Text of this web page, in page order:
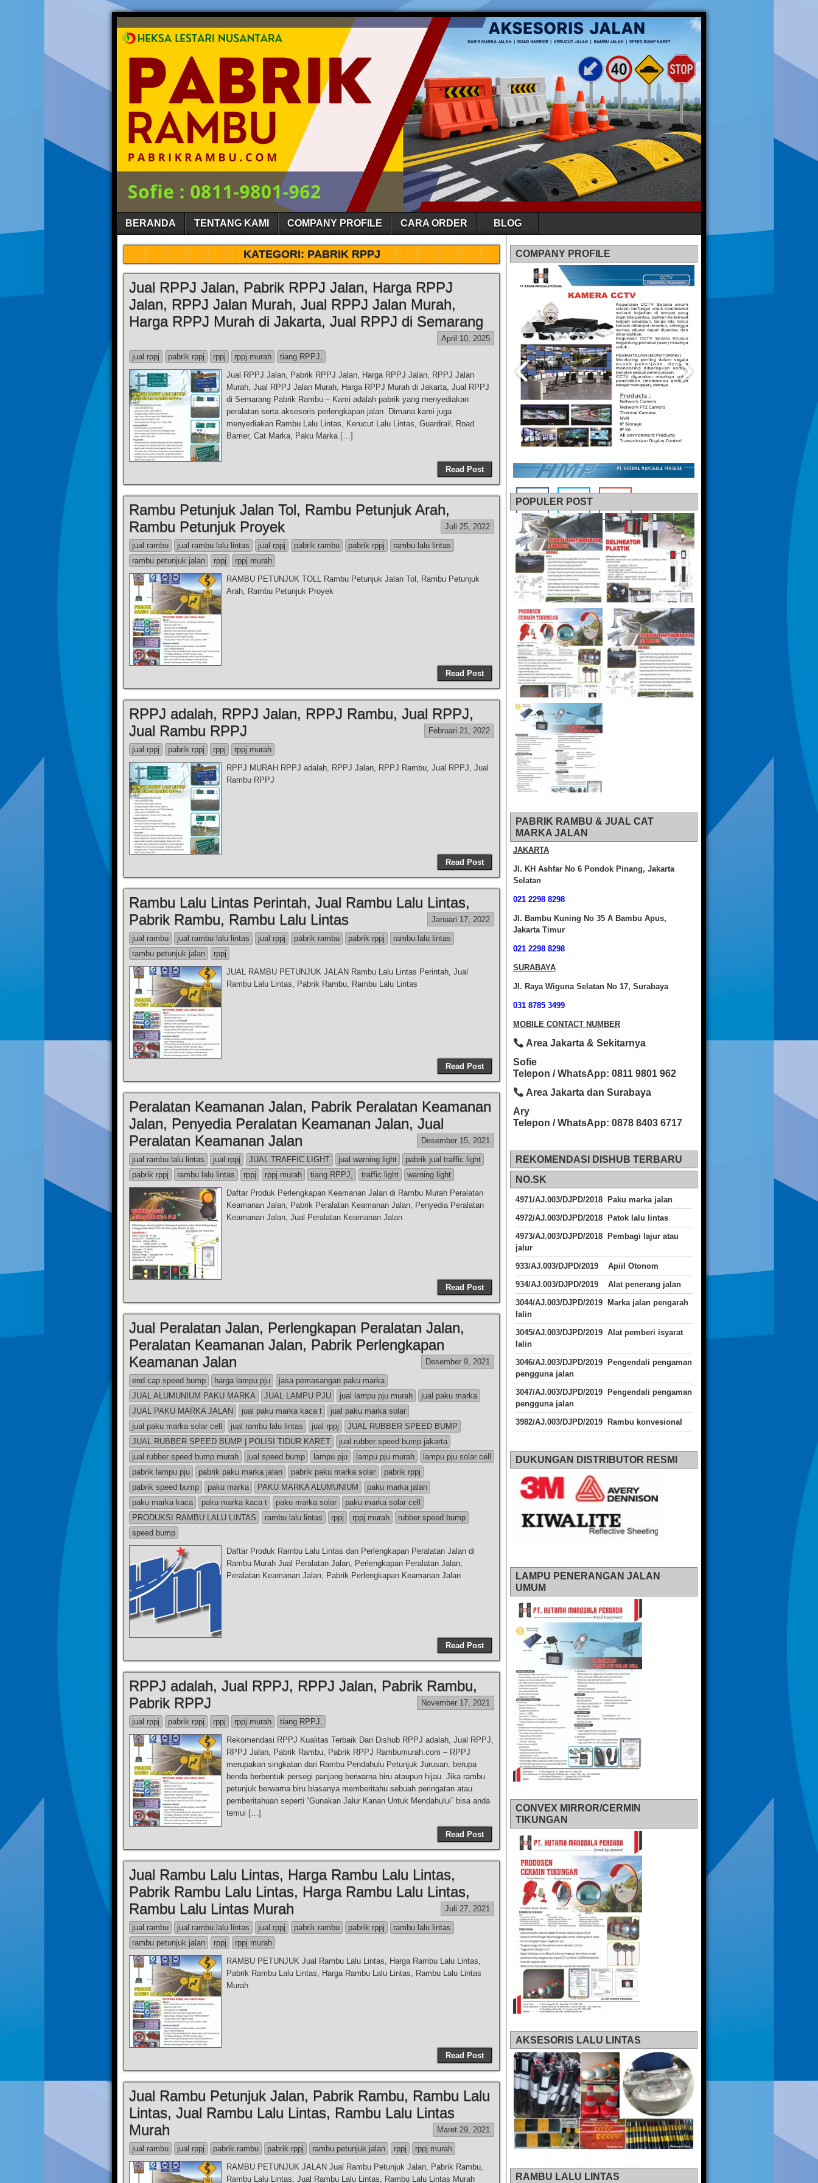
BERANDA TENTANG KAMI COMPANY PROFILE CARA ORDER BLOG
KATEGORI:PABRIK RPPJ
Jual RPPJ Jalan, Pabrik RPPJ Jalan, Harga RPPJ
Jalan, RPPJ Jalan Murah, Jual RPPJ Jalan Murah,
Harga RPPJ Murah di Jakarta, Jual RPPJ di Semarang
April 10, 2025
jual rppj
pabrik rppj rppj rppj murah
tiang RPPJ,
Jual RPPJ Jalan, Pabrik RPPJ Jalan, Harga RPPJ Jalan, RPPJ Jalan
Murah, Jual RPPJ Jalan Murah, Harga RPPJ Murah di Jakarta, Jual RPPJ
di Semarang Pabrik Rambu – Kami adalah pabrik yang menyediakan
peralatan serta aksesoris perlengkapan jalan. Dimana kami juga
menyediakan Rambu Lalu Lintas, Kerucut Lalu Lintas, Guardrail, Road
Barrier, Cat Marka, Paku Marka […]
Read Post
Rambu Petunjuk Jalan Tol, Rambu Petunjuk Arah,
Rambu Petunjuk Proyek
Juli 25, 2022
jual rambu jual rambu lalu lintas jual rppj pabrik rambu pabrik rppj
rambu lalu lintas
rambu petunjuk jalan
rppj
rppj murah
RAMBU PETUNJUK TOLL Rambu Petunjuk Jalan Tol, Rambu Petunjuk
Arah, Rambu Petunjuk Proyek
Read Post
RPPJ adalah, RPPJ Jalan, RPPJ Rambu, Jual RPPJ,
Jual Rambu RPPJ
Februari 21, 2022
jual rppj pabrik rppj rppj
rppj murah
RPPJ MURAH RPPJ adalah, RPPJ Jalan, RPPJ Rambu, Jual RPPJ, Jual
Rambu RPPJ
Read Post
Rambu Lalu Lintas Perintah, Jual Rambu Lalu Lintas,
Pabrik Rambu, Rambu Lalu Lintas
Januari 17, 2022
jual rambu jual rambu lalu lintas jual rppj pabrik rambu pabrik rppj
rambu lalu lintas
rambu petunjuk jalan
rppj
JUAL RAMBU PETUNJUK JALAN Rambu Lalu Lintas Perintah, Jual
Rambu Lalu Lintas, Pabrik Rambu, Rambu Lalu Lintas
Read Post
Peralatan Keamanan Jalan, Pabrik Peralatan Keamanan
Jalan, Penyedia Peralatan Keamanan Jalan, Jual
Peralatan Keamanan Jalan
Desember 15, 2021
jual rambu lalu lintas jual rppj JUAL TRAFFIC LIGHT jual warning light
pabrik jual traffic light
pabrik rppj
rambu lalu lintas rppj rppj murah tiang RPPJ, traffic light
warning light
Daftar Produk Perlengkapan Keamanan Jalan di Rambu Murah Peralatan
Keamanan Jalan, Pabrik Peralatan Keamanan Jalan, Penyedia Peralatan
Keamanan Jalan, Jual Peralatan Keamanan Jalan
Read Post
Jual Peralatan Jalan, Perlengkapan Peralatan Jalan,
Peralatan Keamanan Jalan, Pabrik Perlengkapan
Keamanan Jalan
Desember 9, 2021
end cap speed bump harga lampu pju
jasa pemasangan paku marka
JUAL ALUMUNIUM PAKU MARKA
JUAL LAMPU PJU jual lampu pju murah
jual paku marka
JUAL PAKU MARKA JALAN
jual paku marka kaca t
jual paku marka solar
jual paku marka solar cell
jual rambu lalu lintas jual rppj
JUAL RUBBER SPEED BUMP
JUAL RUBBER SPEED BUMP | POLISI TIDUR KARET
jual rubber speed bump jakarta
jual rubber speed bump murah
jual speed bump lampu pju lampu pju murah
lampu pju solar cell
pabrik lampu pju
pabrik paku marka jalan pabrik paku marka solar
pabrik rppj
pabrik speed bump
paku marka PAKU MARKA ALUMUNIUM
paku marka jalan
paku marka kaca
paku marka kaca t paku marka solar
paku marka solar cell
PRODUKSI RAMBU LALU LINTAS
rambu lalu lintas rppj rppj murah
rubber speed bump
speed bump
Daftar Produk Rambu Lalu Lintas dan Perlengkapan Peralatan Jalan di
Rambu Murah Jual Peralatan Jalan, Perlengkapan Peralatan Jalan,
Peralatan Keamanan Jalan, Pabrik Perlengkapan Keamanan Jalan
Read Post
RPPJ adalah, Jual RPPJ, RPPJ Jalan, Pabrik Rambu,
Pabrik RPPJ
November 17, 2021
jual rppj pabrik rppj rppj rppj murah
tiang RPPJ,
Rekomendasi RPPJ Kualitas Terbaik Dari Dishub RPPJ adalah, Jual RPPJ,
RPPJ Jalan, Pabrik Rambu, Pabrik RPPJ Rambumurah.com – RPPJ
merupakan singkatan dari Rambu Pendahulu Petunjuk Jurusan, berupa
benda berbentuk persegi panjang berwarna biru ataupun hijau. Jika rambu
petunjuk berwarna biru biasanya memberitahu sebuah peringatan atau
pemberitahuan seperti “Gunakan Jalur Kanan Untuk Mendahului” bisa anda
temui […]
Read Post
Jual Rambu Lalu Lintas, Harga Rambu Lalu Lintas,
Pabrik Rambu Lalu Lintas, Harga Rambu Lalu Lintas,
Rambu Lalu Lintas Murah
Juli 27, 2021
jual rambu jual rambu lalu lintas jual rppj pabrik rambu pabrik rppj
rambu lalu lintas
rambu petunjuk jalan
rppj
rppj murah
RAMBU PETUNJUK Jual Rambu Lalu Lintas, Harga Rambu Lalu Lintas,
Pabrik Rambu Lalu Lintas, Harga Rambu Lalu Lintas, Rambu Lalu Lintas
Murah
Read Post
Jual Rambu Petunjuk Jalan, Pabrik Rambu, Rambu Lalu
Lintas, Jual Rambu Lalu Lintas, Rambu Lalu Lintas
Murah
Maret 29, 2021
jual rambu jual rppj pabrik rambu pabrik rppj rambu petunjuk jalan rppj
rppj murah
RAMBU PETUNJUK JALAN Jual Rambu Petunjuk Jalan, Pabrik Rambu,
Rambu Lalu Lintas, Jual Rambu Lalu Lintas, Rambu Lalu Lintas Murah
COMPANY PROFILE
POPULER POST
PABRIK RAMBU & JUAL CAT
MARKA JALAN
JAKARTA
Jl. KH Ashfar No 6 Pondok Pinang, Jakarta
Selatan
021 2298 8298
Jl. Bambu Kuning No 35 A Bambu Apus,
Jakarta Timur
021 2298 8298
SURABAYA
Jl. Raya Wiguna Selatan No 17, Surabaya
031 8785 3499
MOBILE CONTACT NUMBER
Area Jakarta & Sekitarnya
Sofie
Telepon / WhatsApp: 0811 9801 962
Area Jakarta dan Surabaya
Ary
Telepon / WhatsApp: 0878 8403 6717
REKOMENDASI DISHUB TERBARU
NO.SK
4971/AJ.003/DJPD/2018 Paku marka jalan
4972/AJ.003/DJPD/2018 Patok lalu lintas
4973/AJ.003/DJPD/2018
Pembagi lajur atau
jalur
933/AJ.003/DJPD/2019 Apiil Otonom
934/AJ.003/DJPD/2019 Alat penerang jalan
3044/AJ.003/DJPD/2019 Marka jalan pengarah
lalin
3045/AJ.003/DJPD/2019 Alat pemberi isyarat
lalin
3046/AJ.003/DJPD/2019 Pengendali pengaman
pengguna jalan
3047/AJ.003/DJPD/2019 Pengendali pengaman
pengguna jalan
3982/AJ.003/DJPD/2019 Rambu konvesional
DUKUNGAN DISTRIBUTOR RESMI
LAMPU PENERANGAN JALAN
UMUM
CONVEX MIRROR/CERMIN
TIKUNGAN
AKSESORIS LALU LINTAS
RAMBU LALU LINTAS